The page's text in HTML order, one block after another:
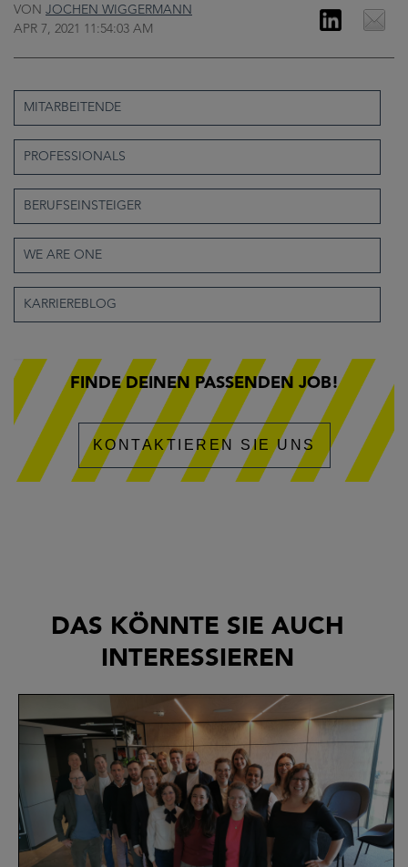
VON JOCHEN WIGGERMANN
APR 7, 2021 11:54:03 AM
MITARBEITENDE
PROFESSIONALS
BERUFSEINSTEIGER
WE ARE ONE
KARRIEREBLOG
FINDE DEINEN PASSENDEN JOB!
KONTAKTIEREN SIE UNS
DAS KÖNNTE SIE AUCH
INTERESSIEREN